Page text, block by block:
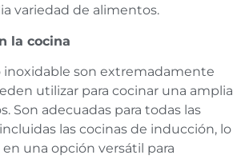
variedad de alimentos.
la cocina
inoxidable son extremadamente
utilizar para cocinar una amplia
Son adecuadas para todas las
las cocinas de inducción, lo
una opción versátil para